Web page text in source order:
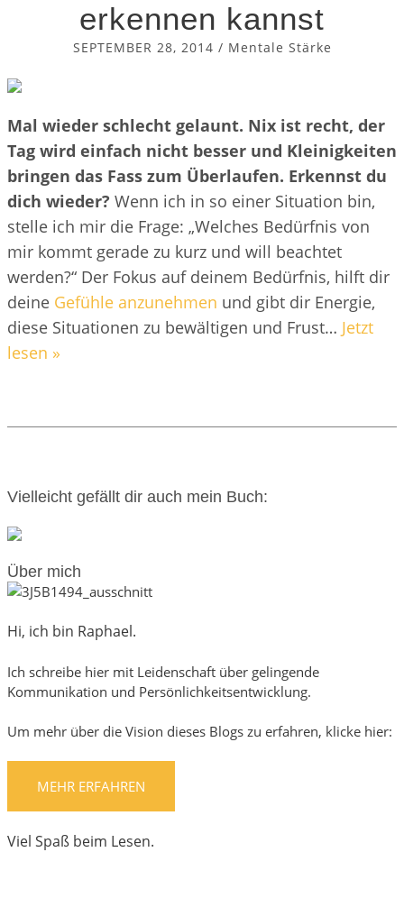
erkennen kannst
SEPTEMBER 28, 2014 / Mentale Stärke
Mal wieder schlecht gelaunt. Nix ist recht, der
Tag wird einfach nicht besser und Kleinigkeiten
bringen das Fass zum Überlaufen. Erkennst du
dich wieder? Wenn ich in so einer Situation bin,
stelle ich mir die Frage: „Welches Bedürfnis von
mir kommt gerade zu kurz und will beachtet
werden?“ Der Fokus auf deinem Bedürfnis, hilft dir
deine Gefühle anzunehmen und gibt dir Energie,
diese Situationen zu bewältigen und Frust… Jetzt
lesen »
Vielleicht gefällt dir auch mein Buch:
Über mich
Hi, ich bin Raphael.
Ich schreibe hier mit Leidenschaft über gelingende
Kommunikation und Persönlichkeitsentwicklung.
Um mehr über die Vision dieses Blogs zu erfahren, klicke hier:
MEHR ERFAHREN
Viel Spaß beim Lesen.